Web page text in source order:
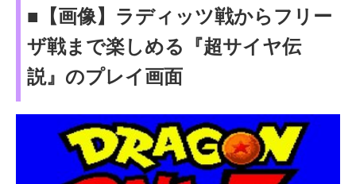
■【画像】ラディッツ戦からフリー
ザ戦まで楽しめる『超サイヤ伝
説』のプレイ画面